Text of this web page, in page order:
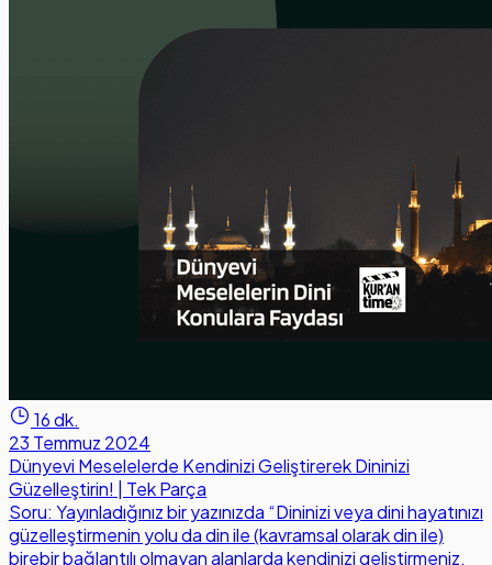
16 dk.
23 Temmuz 2024
Dünyevi Meselelerde Kendinizi Geliştirerek Dininizi
Güzelleştirin! | Tek Parça
Soru: Yayınladığınız bir yazınızda “Dininizi veya dini hayatınızı
güzelleştirmenin yolu da din ile (kavramsal olarak din ile)
birebir bağlantılı olmayan alanlarda kendinizi geliştirmeniz,